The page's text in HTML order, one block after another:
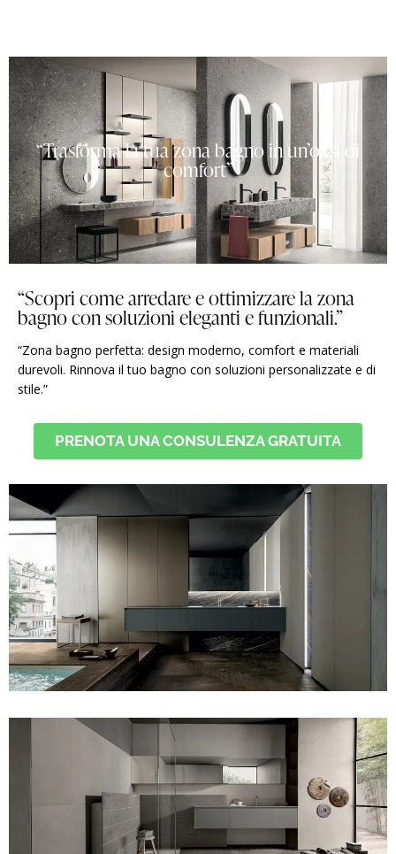
“Trasforma la tua zona bagno in un’oasi di
comfort”
“Scopri come arredare e ottimizzare la zona
bagno con soluzioni eleganti e funzionali.”
“Zona bagno perfetta: design moderno, comfort e materiali
durevoli. Rinnova il tuo bagno con soluzioni personalizzate e di
stile.”
PRENOTA UNA CONSULENZA GRATUITA